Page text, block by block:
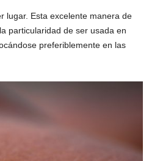
lugar. Esta excelente manera de
particularidad de ser usada en
preferiblemente en las